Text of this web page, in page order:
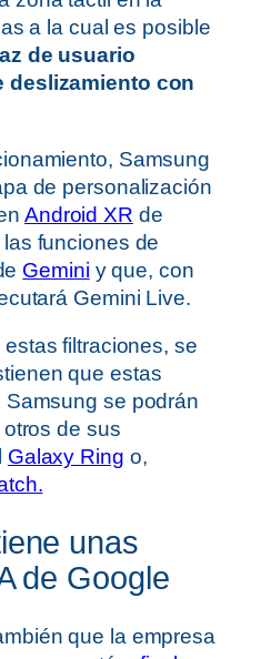
a la cual es posible
de usuario
deslizamiento con
Samsung
de personalización
Android XR de
funciones de
Gemini y que, con
Gemini Live.
filtraciones, se
que estas
se podrán
de sus
Galaxy Ring o,
unas
de Google
que la empresa